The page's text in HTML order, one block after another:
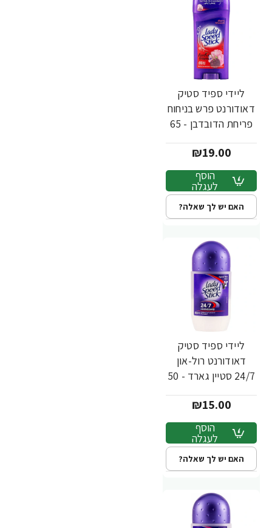
ליידי ספיד סטיק
דאודורנט פרש בניחוח
פריחת הדובדבן - 65
₪19.00
הוסף
לעגלה
האם יש לך שאלה?
ליידי ספיד סטיק
דאודורנט רול-און
24/7 סטיין גארד - 50
₪15.00
הוסף
לעגלה
האם יש לך שאלה?